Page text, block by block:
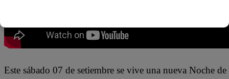
Este sábado 07 de setiembre se vive una nueva Noche